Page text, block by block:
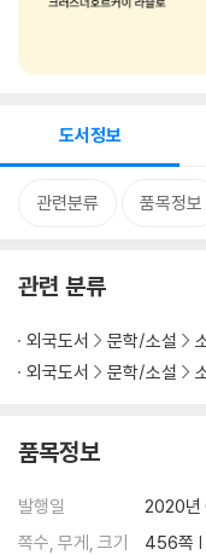
도서정보
관련분류 품목정보
관련 분류
외국도서 문학/소설
외국도서
문학/소설
품목정보
발행일
2020년
쪽수, 무게, 크기
456쪽